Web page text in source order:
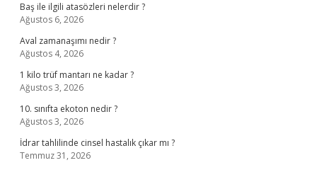
Baş ile ilgili atasözleri nelerdir ?
Ağustos 6, 2026
Aval zamanaşımı nedir ?
Ağustos 4, 2026
1 kilo trüf mantarı ne kadar ?
Ağustos 3, 2026
10. sınıfta ekoton nedir ?
Ağustos 3, 2026
İdrar tahlilinde cinsel hastalık çıkar mı ?
Temmuz 31, 2026